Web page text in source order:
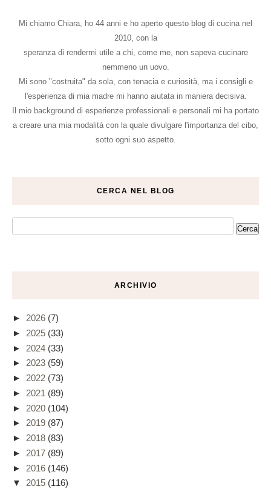
Mi chiamo Chiara, ho 44 anni e ho aperto questo blog di cucina nel
2010, con la
speranza di rendermi utile a chi, come me, non sapeva cucinare
nemmeno un uovo.
Mi sono "costruita" da sola, con tenacia e curiosità, ma i consigli e
l'esperienza di mia madre mi hanno aiutata in maniera decisiva.
Il mio background di esperienze professionali e personali mi ha portato
a creare una mia modalità con la quale divulgare l'importanza del cibo,
sotto ogni suo aspetto.
CERCA NEL BLOG
ARCHIVIO
► 2026 (7)
► 2025 (33)
► 2024 (33)
► 2023 (59)
► 2022 (73)
► 2021 (89)
► 2020 (104)
► 2019 (87)
► 2018 (83)
► 2017 (89)
► 2016 (146)
▼ 2015 (116)